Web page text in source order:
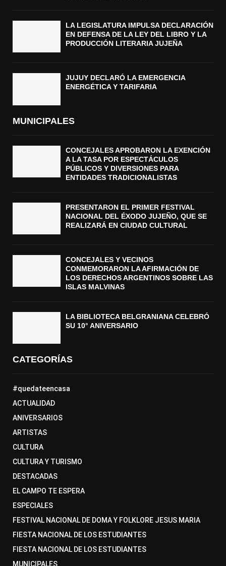
LA LEGISLATURA IMPULSA DECLARACIÓN
EN DEFENSA DE LA LEY DEL LIBRO Y LA
PRODUCCIÓN LITERARIA JUJEÑA
JUJUY DECLARÓ LA EMERGENCIA
ENERGÉTICA Y TARIFARIA
MUNICIPALES
CONCEJALES APROBARON LA EXENCIÓN
A LA TASA POR ESPECTÁCULOS
PÚBLICOS Y DIVERSIONES PARA
ENTIDADES TRADICIONALISTAS
PRESENTARON EL PRIMER FESTIVAL
NACIONAL DEL ÉXODO JUJEÑO, QUE SE
REALIZARÁ EN CIUDAD CULTURAL
CONCEJALES Y VECINOS
CONMEMORARON LA AFIRMACIÓN DE
LOS DERECHOS ARGENTINOS SOBRE LAS
ISLAS MALVINAS
LA BIBLIOTECA BELGRANIANA CELEBRÓ
SU 10° ANIVERSARIO
CATEGORÍAS
#quedateencasa
ACTUALIDAD
ANIVERSARIOS
ARTISTAS
CULTURA
CULTURA Y TURISMO
DESTACADAS
EL CAMPO TE ESPERA
ESPECIALES
FESTIVAL NACIONAL DE DOMA Y FOLKLORE JESUS MARIA
FIESTA NACIONAL DE LOS ESTUDIANTES
FIESTA NACIONAL DE LOS ESTUDIANTES
MUNICIPALES